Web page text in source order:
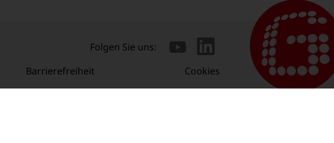
Barrierefreiheit Cookies
Folgen Sie uns: